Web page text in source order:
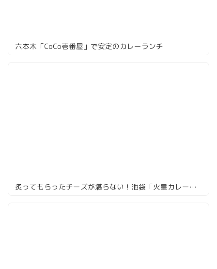
六本木「CoCo壱番屋」で安定のカレーランチ
炙ってもらったチーズが堪らない！池袋「火星カレー」の草カレー焼きチーズ